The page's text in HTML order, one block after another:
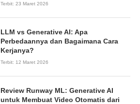
Terbit: 23 Maret 2026
LLM vs Generative AI: Apa
Perbedaannya dan Bagaimana Cara
Kerjanya?
Terbit: 12 Maret 2026
Review Runway ML: Generative AI
untuk Membuat Video Otomatis dari